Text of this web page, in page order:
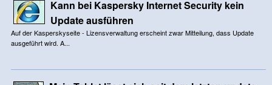
Kann bei Kaspersky Internet Security kein
Update ausführen
Auf der Kasperskyseite - Lizensverwaltung erscheint zwar Mitteilung, dass Update
ausgeführt wird. A...